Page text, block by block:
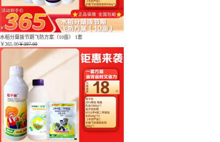
水稻分蘖拔节期飞防方案（10亩） 1套
￥365.00￥397.00